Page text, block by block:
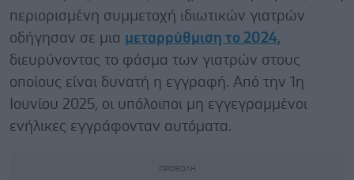
περιορισμένη συμμετοχή ιδιωτικών γιατρών
οδήγησαν σε μια μεταρρύθμιση το 2024,
διευρύνοντας το φάσμα των γιατρών στους
οποίους είναι δυνατή η εγγραφή. Από την 1η
Ιουνίου 2025, οι υπόλοιποι μη εγγεγραμμένοι
ενήλικες εγγράφονταν αυτόματα.